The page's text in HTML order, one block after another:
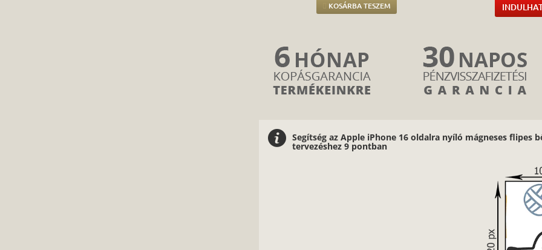
KOSÁRBA TESZEM
Segítség az Apple iPhone 16 oldalra nyíló mágneses
tervezéshez 9 pontban